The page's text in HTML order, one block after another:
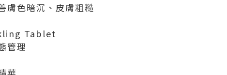
膚色暗沉、皮膚粗糙
Tablet
管理